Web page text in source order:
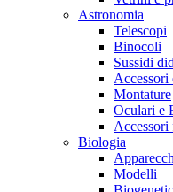
Astronomia
Telescopi
Binocoli
Sussidi
Accessori
Montature
Oculari e
Biologia
Modelli